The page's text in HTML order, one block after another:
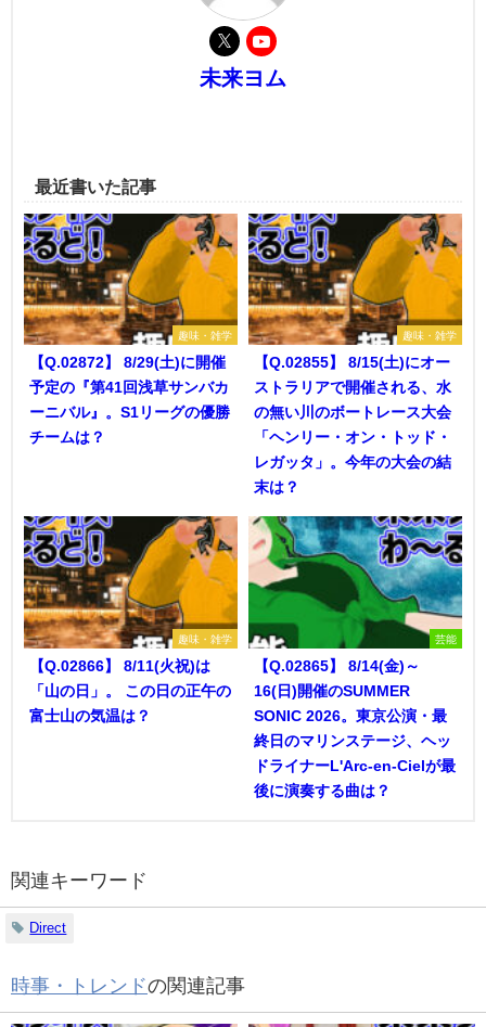
未来ヨム
最近書いた記事
趣味・雑学
【Q.02872】 8/29(土)に開催
予定の『第41回浅草サンバカ
ーニバル』。S1リーグの優勝
チームは？
趣味・雑学
【Q.02855】 8/15(土)にオー
ストラリアで開催される、水
の無い川のボートレース大会
「ヘンリー・オン・トッド・
レガッタ」。今年の大会の結
末は？
趣味・雑学
【Q.02866】 8/11(火祝)は
「山の日」。 この日の正午の
富士山の気温は？
芸能
【Q.02865】 8/14(金)～
16(日)開催のSUMMER
SONIC 2026。東京公演・最
終日のマリンステージ、ヘッ
ドライナーL'Arc-en-Cielが最
後に演奏する曲は？
関連キーワード
Direct
時事・トレンドの関連記事